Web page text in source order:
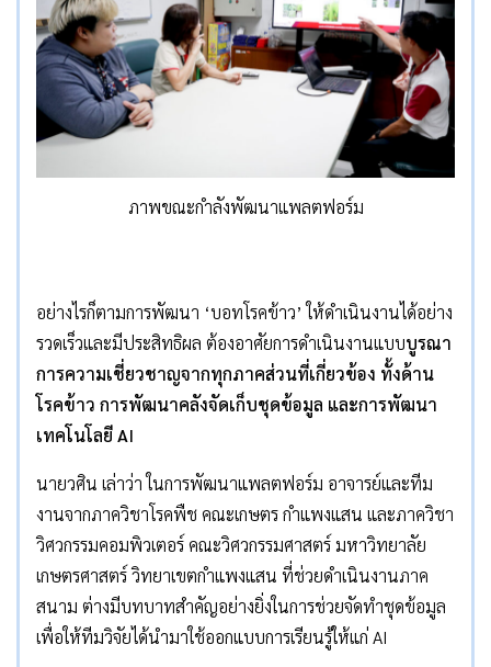
ภาพขณะกำลังพัฒนาแพลตฟอร์ม
อย่างไรก็ตามการพัฒนา ‘บอทโรคข้าว’ ให้ดำเนินงานได้อย่าง
รวดเร็วและมีประสิทธิผล ต้องอาศัยการดำเนินงานแบบบูรณา
การความเชี่ยวชาญจากทุกภาคส่วนที่เกี่ยวข้อง ทั้งด้าน
โรคข้าว การพัฒนาคลังจัดเก็บชุดข้อมูล​ และการพัฒนา
เทคโนโลยีAI
นายวศิน เล่าว่า ในการพัฒนาแพลตฟอร์ม อาจารย์และทีม
งานจากภาควิชาโรคพืช คณะเกษตร กำแพงแสน และภาควิชา
วิศวกรรมคอมพิวเตอร์ คณะวิศวกรรมศาสตร์ มหาวิทยาลัย
เกษตรศาสตร์ วิทยาเขตกำแพงแสน ที่ช่วยดำเนินงานภาค
สนาม ต่างมีบทบาทสำคัญอย่างยิ่งในการช่วยจัดทำชุดข้อมูล
เพื่อให้ทีมวิจัยได้นำมาใช้ออกแบบการเรียนรู้ให้แก่ AI